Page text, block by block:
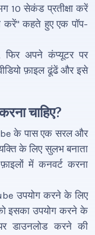
10 सेकंड प्रतीक्षा करें
करें" कहते हुए एक पॉप-
फिर अपने कंप्यूटर पर
फ़ाइल ढूंढें और इसे
चाहिए?
के पास एक सरल और
के लिए सुलभ बनाता
में कनवर्ट करना
उपयोग करने के लिए
इसका उपयोग करने के
डाउनलोड करने की